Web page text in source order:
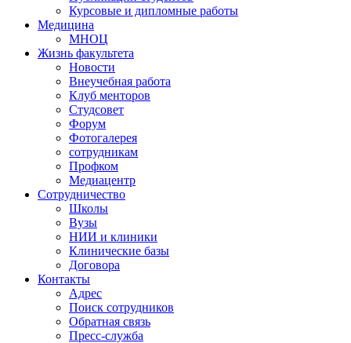
Курсовые и дипломные работы
Медицина
МНОЦ
Жизнь факультета
Новости
Внеучебная работа
Клуб менторов
Студсовет
Форум
Фотогалерея
сотрудникам
Профком
Медиацентр
Сотрудничество
Школы
Вузы
НИИ и клиники
Клинические базы
Договора
Контакты
Адрес
Поиск сотрудников
Обратная связь
Пресс-служба